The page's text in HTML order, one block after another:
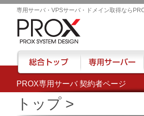
PROX専用サーバ 契約者ページ
専用サーバ・VPSサーバ・ドメイン取得なら
トップ>
総合トップ 専用サーバー